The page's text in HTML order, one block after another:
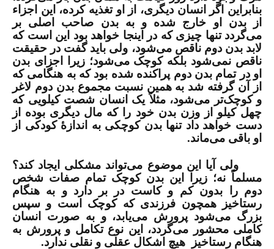
بنابراین اگر انسان دیگری، از او تغذیه کرده، این اجزاء
از بدن او خارج شده و به بدن صاحب اصلی بر
می‌گردد تنها چیزی که در اینجا خواهد بود این است که
لابد بدن دوم ناقص می‌شود، ولی باید گفت در حقیقت
ناقص نمی‌شود بلکه کوچک می‌شود؛ زیرا اجزای بدن
او در تمام بدن دوم پراکنده شده بود که به هنگامی که
از آن گرفته شد به همین نسبت مجموع بدن دوم لاغر
و کوچک‌تر می‌شود، مثلاً یک انسان شصت کیلویی که
چهل کیلو از وزن بدن خود را که مال دیگری بوده از
دست خواهد داد تنها بدن کوچکی به اندازۀ کودکی از
او باقی می‌ماند.
ولی آیا این موضوع می‌تواند مشکلی ایجاد کند؟
مسلماً نه؛ زیرا این بدن کوچک تمام صفات شخص
دوم را بدون کم و کاست در بر دارد و به هنگام
رستاخیز همچون فرزندی که کوچک است و سپس
بزرگ می‌شود پرورش می‌یابد، و به صورت انسان
کاملی محشور می‌گردد، این نوع تکامل و پرورش به
هنگام رستاخیز
هیچ اشکال عقلی و نقلی ندارد.